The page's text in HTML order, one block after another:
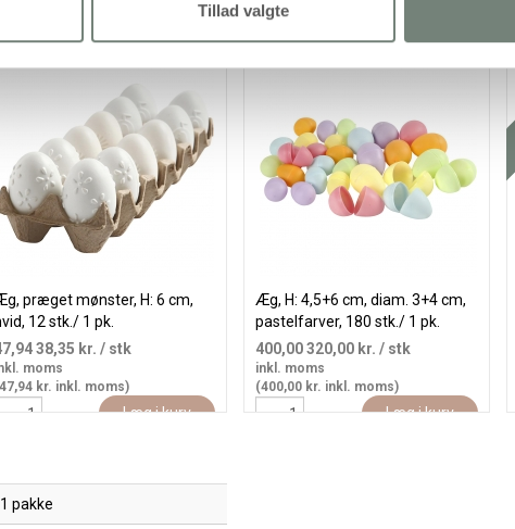
Tillad valgte
præget mønster, H: 6 cm,
12 stk./ 1 pk.
38,35 kr. / stk
moms
kr. inkl. moms)
Læg i kurv
Æg, H: 4,5+6 cm, diam. 3+4 cm,
pastelfarver, 180 stk./ 1 pk.
400,00320,00 kr. / stk
inkl. moms
(400,00 kr. inkl. moms)
Læg i kurv
1 pakke